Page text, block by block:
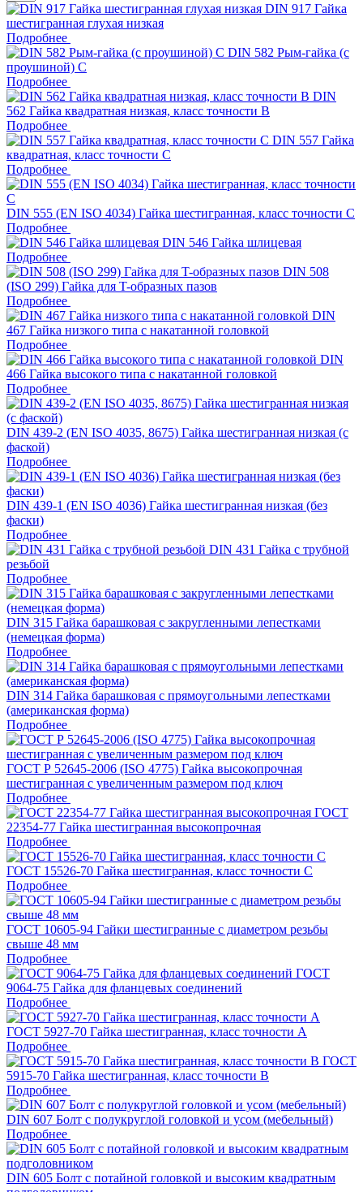
DIN 917 Гайка
шестигранная глухая низкая
Подробнее
DIN 582 Рым-гайка (с
проушиной) С
Подробнее
DIN
562 Гайка квадратная низкая, класс точности В
Подробнее
DIN 557 Гайка
квадратная, класс точности С
Подробнее
DIN 555 (EN ISO 4034) Гайка шестигранная, класс точности C
Подробнее
DIN 546 Гайка шлицевая
Подробнее
DIN 508
(ISO 299) Гайка для T-образных пазов
Подробнее
DIN
467 Гайка низкого типа с накатанной головкой
Подробнее
DIN
466 Гайка высокого типа с накатанной головкой
Подробнее
DIN 439-2 (EN ISO 4035, 8675) Гайка шестигранная низкая (с
фаской)
Подробнее
DIN 439-1 (EN ISO 4036) Гайка шестигранная низкая (без
фаски)
Подробнее
DIN 431 Гайка с трубной
резьбой
Подробнее
DIN 315 Гайка барашковая с закругленными лепестками
(немецкая форма)
Подробнее
DIN 314 Гайка барашковая с прямоугольными лепестками
(американская форма)
Подробнее
ГОСТ Р 52645-2006 (ISO 4775) Гайка высокопрочная
шестигранная с увеличенным размером под ключ
Подробнее
ГОСТ
22354-77 Гайка шестигранная высокопрочная
Подробнее
ГОСТ 15526-70 Гайка шестигранная, класс точности C
Подробнее
ГОСТ 10605-94 Гайки шестигранные с диаметром резьбы
свыше 48 мм
Подробнее
ГОСТ
9064-75 Гайка для фланцевых соединений
Подробнее
ГОСТ 5927-70 Гайка шестигранная, класс точности A
Подробнее
ГОСТ
5915-70 Гайка шестигранная, класс точности B
Подробнее
DIN 607 Болт с полукруглой головкой и усом (мебельный)
Подробнее
DIN 605 Болт с потайной головкой и высоким квадратным